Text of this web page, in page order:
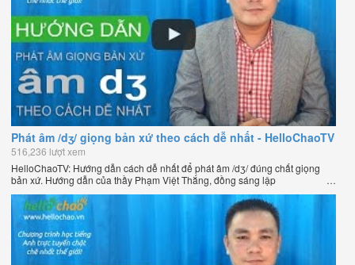
Phát âm /dʒ/ giọng bản xứ theo cách dễ nhất - HelloChaoTV
516,236 lượt xem
HelloChaoTV: Hướng dẫn cách dễ nhất để phát âm /dʒ/ đúng chất giọng
bản xứ. Hướng dẫn của thầy Phạm Việt Thắng, đồng sáng lập
HelloChao.vn - Chương trình dạy tiếng Anh trực tuyến chặt chẽ nhất thế
giới.